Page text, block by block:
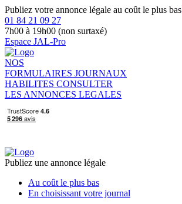
Publiez votre annonce légale au coût le plus bas
01 84 21 09 27
7h00 à 19h00 (non surtaxé)
Espace JAL-Pro
NOS
FORMULAIRES JOURNAUX
HABILITES CONSULTER
LES ANNONCES LEGALES
Publiez une annonce légale
Au coût le plus bas
En choisissant votre journal